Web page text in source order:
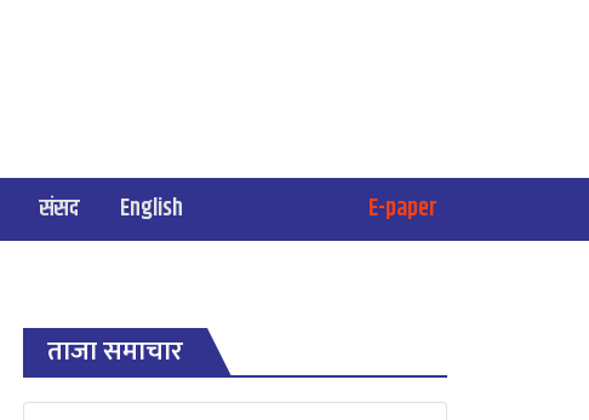
संसद English E-paper
ताजा समाचार